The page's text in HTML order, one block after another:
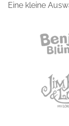
Eine kleine